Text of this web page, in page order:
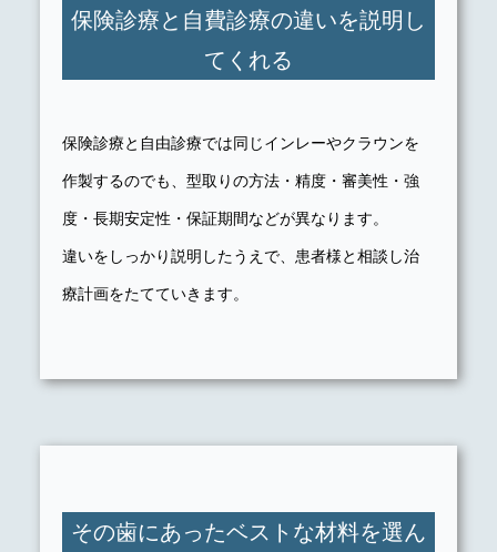
保険診療と自費診療の違いを説明し
てくれる
保険診療と自由診療では同じインレーやクラウンを
作製するのでも、型取りの方法・精度・審美性・強
度・長期安定性・保証期間などが異なります。
違いをしっかり説明したうえで、患者様と相談し治
療計画をたてていきます。
その歯にあったベストな材料を選ん